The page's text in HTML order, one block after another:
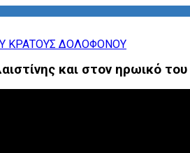
και στον ηρωικό